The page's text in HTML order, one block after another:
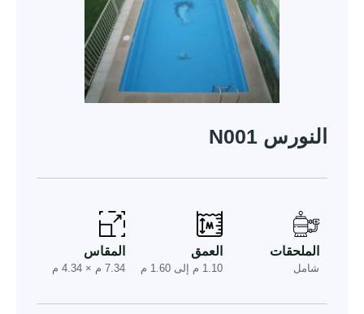
النورس N001
الملحقات
شامل
العمق
1.10 م إلى 1.60 م
المقاس
7.34 م × 4.34 م